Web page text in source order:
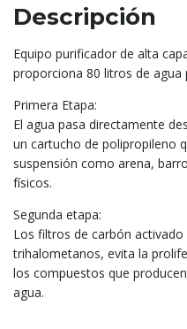
Descripción
Equipo purificador de alta
proporciona 80 litros de agua
Primera Etapa:
El agua pasa directamente
un cartucho de polipropileno
suspensión como arena,
físicos.
Segunda etapa:
Los filtros de carbón
trihalometanos, evita la
los compuestos que
agua.